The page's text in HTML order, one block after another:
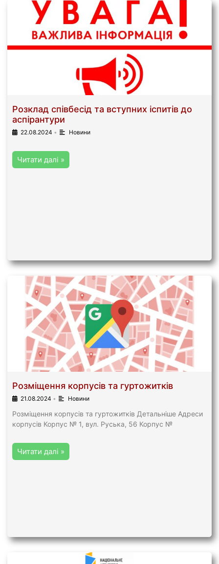
Розклад співбесід та вступних іспитів до
аспірантури
22.08.2024 • Новини
Читати далі »
Розміщення корпусів та гуртожитків
21.08.2024 • Новини
Розміщення корпусів та гуртожитків Детальніше Адреси
корпусів Корпус № 1, вул. Руська, 56 Корпус №
Читати далі »